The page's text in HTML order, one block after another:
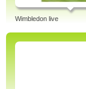
Wimbledon live